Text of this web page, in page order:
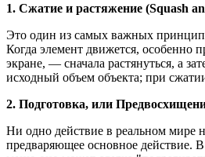
1. Сжатие и растяжение (Squash
Это один из самых важных
Когда элемент движется, особенно
экране, — сначала растянуться, а
исходный объем объекта; при
2. Подготовка, или
Ни одно действие в реальном мире
предваряющее основное действие.